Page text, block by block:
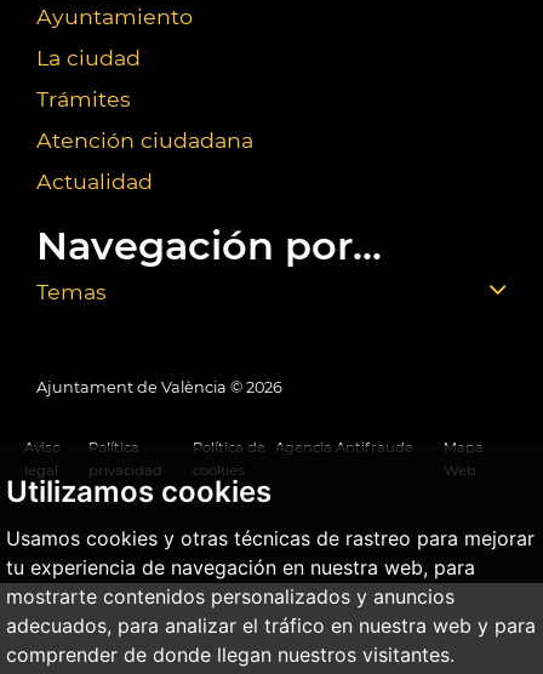
Utilizamos cookies
Usamos cookies y otras técnicas de rastreo para mejorar
tu experiencia de navegación en nuestra web, para
mostrarte contenidos personalizados y anuncios
adecuados, para analizar el tráfico en nuestra web y para
comprender de donde llegan nuestros visitantes.
Ayuntamiento
La ciudad
Trámites
Atención ciudadana
Actualidad
Navegación por...
Temas
Ajuntament de València © 2026
Aviso
legal
Política
privacidad
Política de
cookies
Agencia Antifraude
Mapa
Web